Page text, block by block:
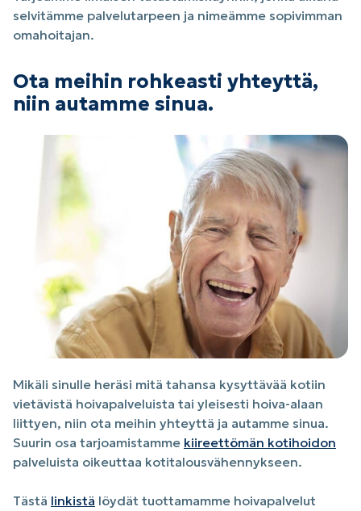
selvitämme palvelutarpeen ja nimeämme sopivimman
omahoitajan.
Ota meihin rohkeasti yhteyttä,
niin autamme sinua.
Mikäli sinulle heräsi mitä tahansa kysyttävää kotiin
vietävistä hoivapalveluista tai yleisesti hoiva-alaan
liittyen, niin ota meihin yhteyttä ja autamme sinua.
Suurin osa tarjoamistamme kiireettömän kotihoidon
palveluista oikeuttaa kotitalousvähennykseen.
Tästä linkistä löydät tuottamamme hoivapalvelut